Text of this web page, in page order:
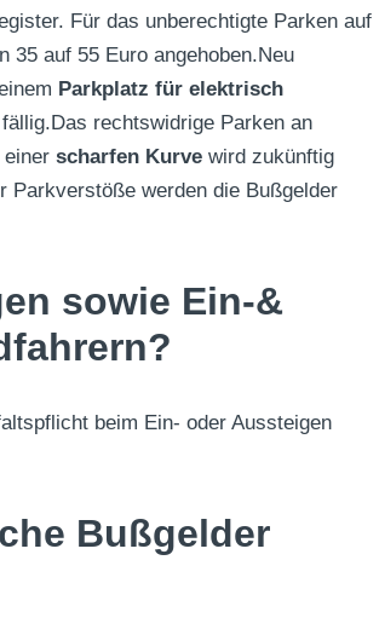
Für das unberechtigte Parken auf
35 auf 55 Euro angehoben.Neu
Parkplatz für elektrisch
rechtswidrige Parken an
scharfen Kurve wird zukünftig
Parkverstöße werden die Bußgelder
sowie Ein-&
beim Ein- oder Aussteigen
Bußgelder